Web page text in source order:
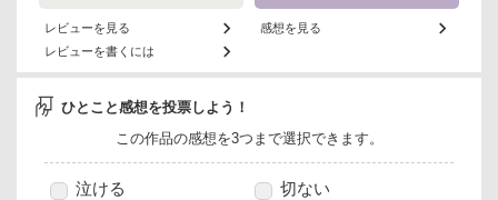
レビューを見る
レビューを書くには
感想を見る
ひとこと感想を投票しよう！
この作品の感想を3つまで選択できます。
泣ける
切ない